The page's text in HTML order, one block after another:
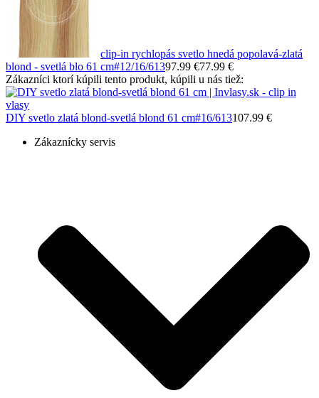
clip-in rychlopás svetlo hnedá popolavá-zlatá
blond - svetlá blo 61 cm#12/16/61397.99 €77.99 €
Zákazníci ktorí kúpili tento produkt, kúpili u nás tiež:
DIY svetlo zlatá blond-svetlá blond 61 cm#16/613107.99 €
Zákaznícky servis